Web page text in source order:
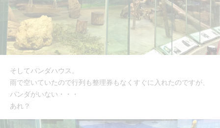
そしてパンダハウス。
雨で空いていたので行列も整理券もなくすぐに入れたのですが、
パンダがいない・・・
あれ？